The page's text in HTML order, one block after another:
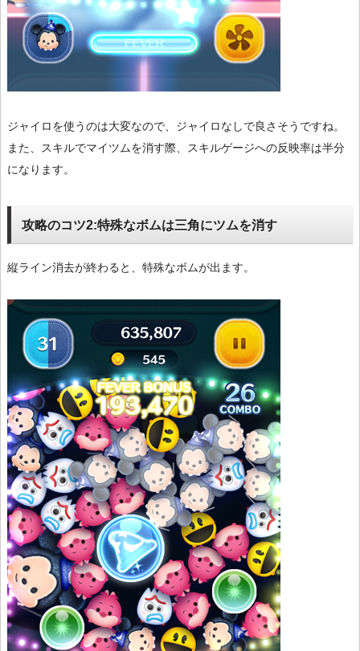
ジャイロを使うのは大変なので、ジャイロなしで良さそうですね。
また、スキルでマイツムを消す際、スキルゲージへの反映率は半分
になります。
攻略のコツ2:特殊なボムは三角にツムを消す
縦ライン消去が終わると、特殊なボムが出ます。